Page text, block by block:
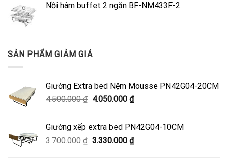
Nồi hâm buffet 2 ngăn BF-NM433F-2
SẢN PHẨM GIẢM GIÁ
Giường Extra bed Nệm Mousse PN42G04-20CM
4.500.000₫ Giá
4.500.000 ₫.
4.050.000 ₫Giá
là:
4.050.000 ₫.
Giường xếp extra bed PN42G04-10CM
3.700.000₫ Giá
3.330.000 ₫Giá